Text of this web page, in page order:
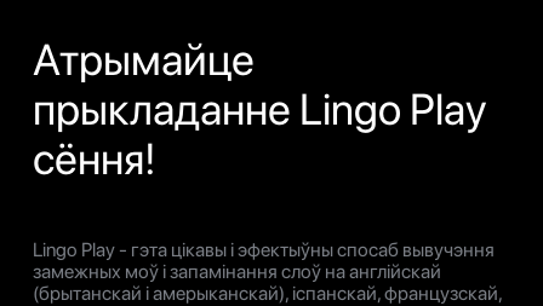
Атрымайце
прыкладанне Lingo Play
сёння!
Lingo Play - гэта цікавы і эфектыўны спосаб вывучэння
замежных моў і запамінання слоў на англійскай
(брытанскай і амерыканскай), іспанскай, французскай,